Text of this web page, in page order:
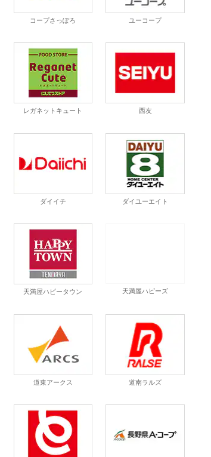
コープさっぽろ ユーコープ
レガネットキュート 西友
ダイイチ ダイユーエイト
天満屋ハピータウン 天満屋ハピーズ
道東アークス 道南ラルズ